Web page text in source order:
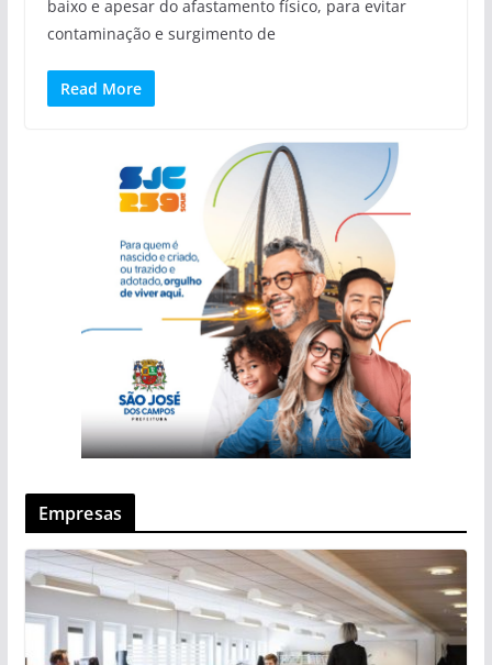
baixo e apesar do afastamento físico, para evitar
contaminação e surgimento de
Read More
Empresas